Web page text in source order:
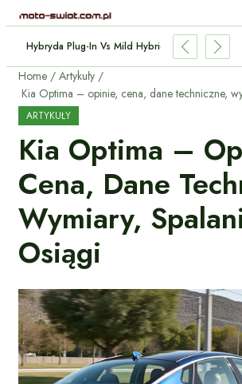
Indukcyjne Aut Elektrycznych: Jak Działa Bez Kabli?
Home
Artykuły
ARTYKUŁY
Kia Optima –
Cena, Dane
Wymiary,
Osiągi